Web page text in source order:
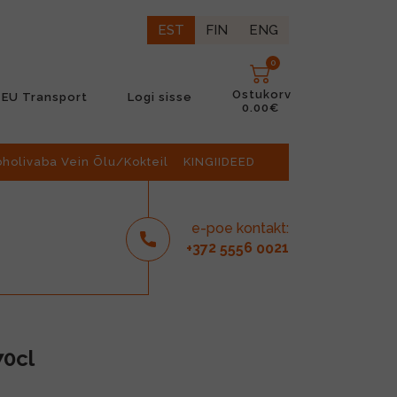
EST FIN ENG
EU Transport Logi sisse
0
Ostukorv
0.00€
Vein Õlu/Kokteil KINGIIDEED
e-poe kontakt:
+372 5556 0021